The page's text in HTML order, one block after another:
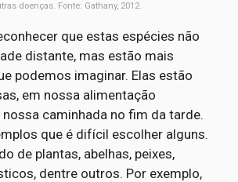
doenças. Fonte: Gathany, 2012.
que estas espécies não
distante, mas estão mais
podemos imaginar. Elas estão
em nossa alimentação
caminhada no fim da tarde.
que é difícil escolher alguns.
de plantas, abelhas, peixes,
dentre outros. Por exemplo,